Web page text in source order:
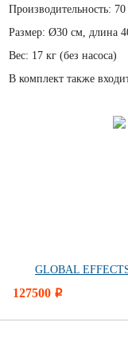
Производительность:
Размер: Ø30 см, длина
Вес: 17 кг (без насоса)
В комплект также
GLOBAL
127500 i